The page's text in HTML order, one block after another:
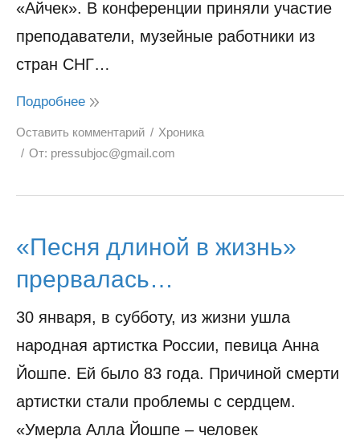
«Айчек». В конференции приняли участие
преподаватели, музейные работники из
стран СНГ…
Подробнее
Оставить комментарий
Хроника
От: pressubjoc@gmail.com
«Песня длиной в жизнь»
прервалась…
30 января, в субботу, из жизни ушла
народная артистка России, певица Анна
Йошпе. Ей было 83 года. Причиной смерти
артистки стали проблемы с сердцем.
«Умерла Алла Йошпе – человек